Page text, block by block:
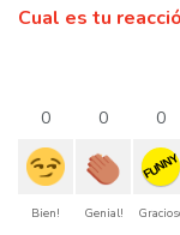
Cual es tu
0
Bien!
0
Genial!
0
FUNNY